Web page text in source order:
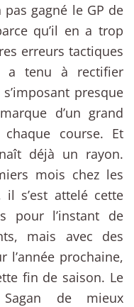
pas gagné le GP de
qu’il en a trop
erreurs tactiques
a tenu à rectifier
presque
d’un grand
course. Et
déjà un rayon.
mois chez les
s’est attelé cette
pour l’instant de
mais avec des
l’année prochaine,
fin de saison. Le
de mieux